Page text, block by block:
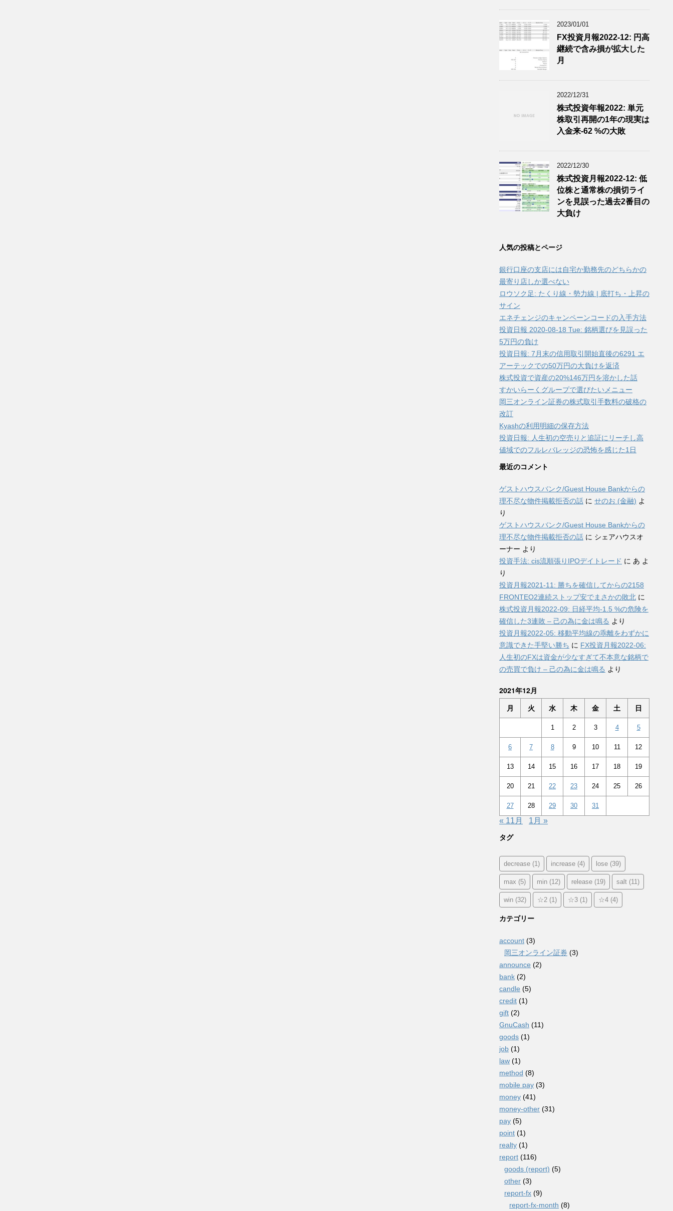
2023/01/01
FX投資月報2022-12: 円高
継続で含み損が拡大した
月
2022/12/31
株式投資年報2022: 単元
株取引再開の1年の現実は
入金来-62 %の大敗
2022/12/30
株式投資月報2022-12: 低
位株と通常株の損切ライ
ンを見誤った過去2番目の
大負け
人気の投稿とページ
銀行口座の支店には自宅か勤務先のどちらかの
最寄り店しか選べない
ロウソク足: たくり線・勢力線 | 底打ち・上昇の
サイン
エネチェンジのキャンペーンコードの入手方法
投資日報 2020-08-18 Tue: 銘柄選びを見誤った
5万円の負け
投資日報: 7月末の信用取引開始直後の6291 エ
アーテックでの50万円の大負けを返済
株式投資で資産の20%146万円を溶かした話
すかいらーくグループで選びたいメニュー
岡三オンライン証券の株式取引手数料の破格の
改訂
Kyashの利用明細の保存方法
投資日報: 人生初の空売りと追証にリーチし高
値域でのフルレバレッジの恐怖を感じた1日
最近のコメント
ゲストハウスバンク/Guest House Bankからの
理不尽な物件掲載拒否の話 に せのお (金融) よ
り
ゲストハウスバンク/Guest House Bankからの
理不尽な物件掲載拒否の話 に シェアハウスオ
ーナー より
投資手法: cis流順張りIPOデイトレード に あ よ
り
投資月報2021-11: 勝ちを確信してからの2158
FRONTEO2連続ストップ安でまさかの敗北 に
株式投資月報2022-09: 日経平均-1.5 %の危険を
確信した3連敗 – 己の為に金は鳴る より
投資月報2022-05: 移動平均線の乖離をわずかに
意識できた手堅い勝ち に FX投資月報2022-06:
人生初のFXは資金が少なすぎて不本意な銘柄で
の売買で負け – 己の為に金は鳴る より
2021年12月
月 火 水 木 金 土 日
1 2 3 4 5
6 7 8 9 10 11 12
13 14 15 16 17 18 19
20 21 22 23 24 25 26
27 28 29 30 31
« 11月 1月 »
タグ
decrease (1) increase (4) lose (39)
max (5) min (12) release (19) salt (11)
win (32) ☆2 (1) ☆3 (1) ☆4 (4)
カテゴリー
account (3)
岡三オンライン証券 (3)
announce (2)
bank (2)
candle (5)
credit (1)
gift (2)
GnuCash (11)
goods (1)
job (1)
law (1)
method (8)
mobile pay (3)
money (41)
money-other (31)
pay (5)
point (1)
realty (1)
report (116)
goods (report) (5)
other (3)
report-fx (9)
report-fx-month (8)